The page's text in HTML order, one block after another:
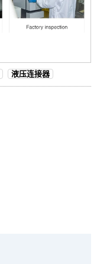
液压连接器